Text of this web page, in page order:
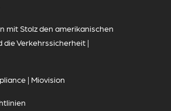
mit Stolz den amerikanischen
die Verkehrssicherheit |
| Miovision